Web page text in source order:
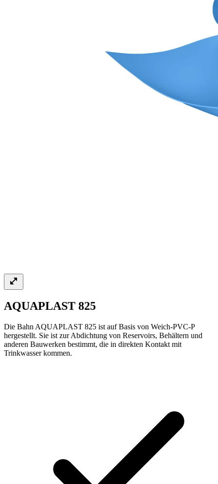
AQUAPLAST 825
Die Bahn AQUAPLAST 825 ist auf Basis von Weich-PVC-P
hergestellt. Sie ist zur Abdichtung von Reservoirs, Behältern und
anderen Bauwerken bestimmt, die in direkten Kontakt mit
Trinkwasser kommen.